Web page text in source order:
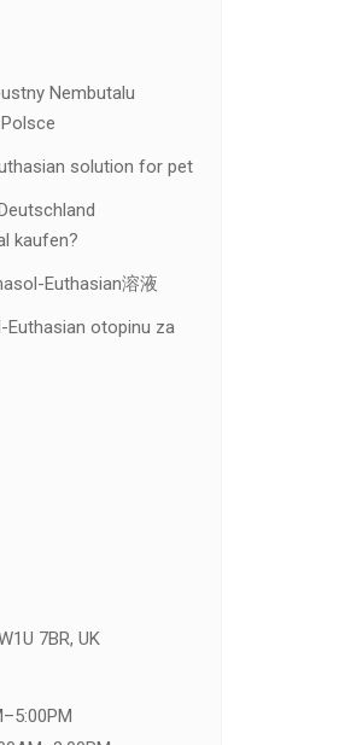
Nembutalu
solution for pet
kaufen?
Euthasian溶液
Euthasian otopinu za
7BR, UK